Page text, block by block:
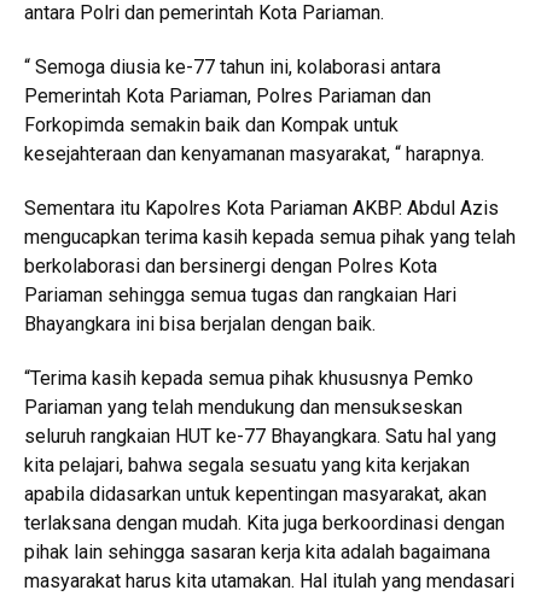
antara Polri dan pemerintah Kota Pariaman.
“ Semoga diusia ke-77 tahun ini, kolaborasi antara
Pemerintah Kota Pariaman, Polres Pariaman dan
Forkopimda semakin baik dan Kompak untuk
kesejahteraan dan kenyamanan masyarakat, “ harapnya.
Sementara itu Kapolres Kota Pariaman AKBP. Abdul Azis
mengucapkan terima kasih kepada semua pihak yang telah
berkolaborasi dan bersinergi dengan Polres Kota
Pariaman sehingga semua tugas dan rangkaian Hari
Bhayangkara ini bisa berjalan dengan baik.
“Terima kasih kepada semua pihak khususnya Pemko
Pariaman yang telah mendukung dan mensukseskan
seluruh rangkaian HUT ke-77 Bhayangkara. Satu hal yang
kita pelajari, bahwa segala sesuatu yang kita kerjakan
apabila didasarkan untuk kepentingan masyarakat, akan
terlaksana dengan mudah. Kita juga berkoordinasi dengan
pihak lain sehingga sasaran kerja kita adalah bagaimana
masyarakat harus kita utamakan. Hal itulah yang mendasari